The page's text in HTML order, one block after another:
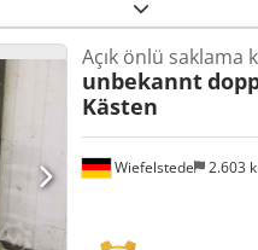
Wiefelstede 2.603
Açık önlü saklama
unbekannt
Kästen